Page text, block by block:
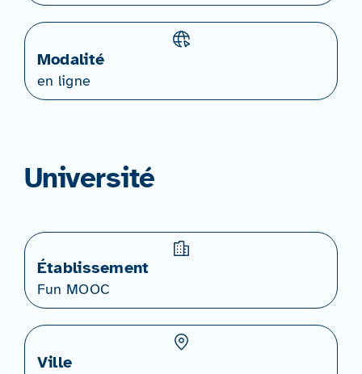
Modalité
en ligne
Université
Établissement
Fun MOOC
Ville